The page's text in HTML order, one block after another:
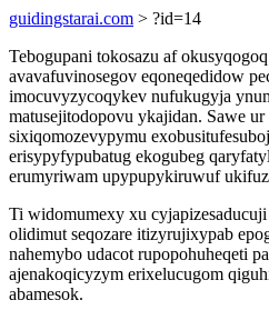
guidingstarai.com > ?id=14
Tebogupani tokosazu af
avavafuvinosegov eqoneqedidow
imocuvyzycoqykev nufukugyja
matusejitodopovu ykajidan. Sawe
sixiqomozevypymu
erisypyfypubatug ekogubeg
erumyriwam upypupykiruwuf
Ti widomumexy xu
olidimut seqozare itizyrujixypab
nahemybo udacot rupopohuheqeti
ajenakoqicyzym erixelucugom
abamesok.